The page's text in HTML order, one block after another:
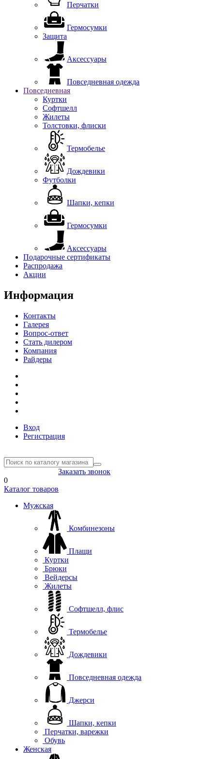
Перчатки
Гермосумки
Защита
Аксессуары
Повседневная одежда
Повседневная
Куртки
Софтшелл
Жилеты
Толстовки, флиски
Термобелье
Дождевики
Футболки
Шапки, кепки
Гермосумки
Аксессуары
Подарочные сертификаты
Распродажа
Акции
Информация
Контакты
Галерея
Вопрос-ответ
Стать дилером
Компания
Райдеры
Вход
Регистрация
Заказать звонок
0
Каталог товаров
Мужская
Комбинезоны
Плащи
Куртки
Брюки
Вейдерсы
Жилеты
Софтшелл, флис
Термобелье
Дождевики
Повседневная одежда
Джерси
Шапки, кепки
Перчатки, варежки
Обувь
Женская